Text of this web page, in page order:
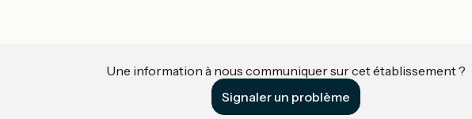
Une information à nous communiquer sur cet établissement ?
Signaler un problème